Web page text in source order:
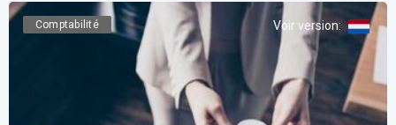
Comptabilité Voir version: